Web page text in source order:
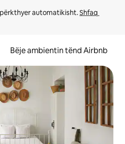
automatikisht. Shfaq
Bëje ambientin tënd Airbnb